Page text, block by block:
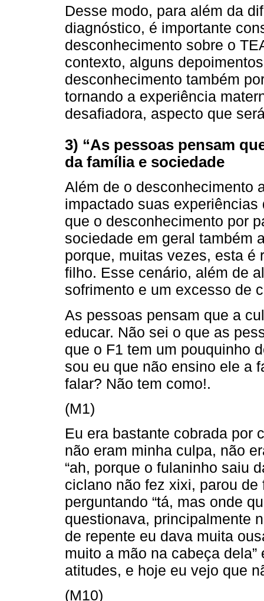
Desse modo, para além da
diagnóstico, é importante
desconhecimento sobre o
contexto, alguns
desconhecimento também
tornando a experiência
desafiadora, aspecto que
3) “As pessoas pensam
da família e sociedade
Além de o desconhecimento
impactado suas
que o desconhecimento por
sociedade em geral também
porque, muitas vezes, esta é
filho. Esse cenário, além de
sofrimento e um excesso de
As pessoas pensam que a
educar. Não sei o que as
que o F1 tem um pouquinho
sou eu que não ensino ele a
falar? Não tem como!.
(M1)
Eu era bastante cobrada por
não eram minha culpa, não
“ah, porque o fulaninho saiu
ciclano não fez xixi, parou
perguntando “tá, mas onde
questionava, principalmente
de repente eu dava muita
muito a mão na cabeça
atitudes, e hoje eu vejo que
(M10)